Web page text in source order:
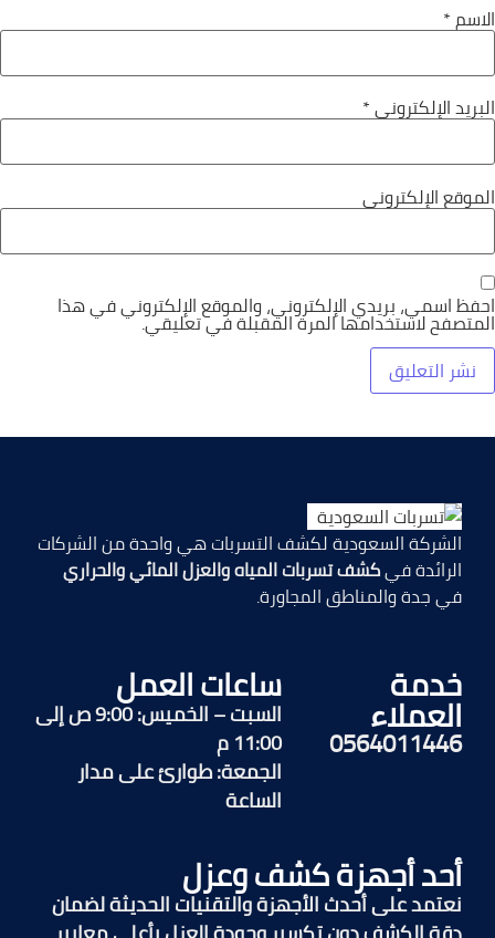
الاسم*
البريد الإلكتروني*
الموقع الإلكتروني
احفظ اسمي، بريدي الإلكتروني، والموقع الإلكتروني في هذا
المتصفح لاستخدامها المرة المقبلة في تعليقي.
الشركة السعودية لكشف التسربات هي واحدة من الشركات
الرائدة فيكشف تسربات المياه والعزل المائي والحراري
في جدة والمناطق المجاورة.
خدمة
العملاء
0564011446
ساعات العمل
السبت – الخميس: 9:00 ص إلى
11:00 م
الجمعة: طوارئ على مدار
الساعة
أحد أجهزة كشف وعزل
نعتمد على أحدث الأجهزة والتقنيات الحديثة لضمان